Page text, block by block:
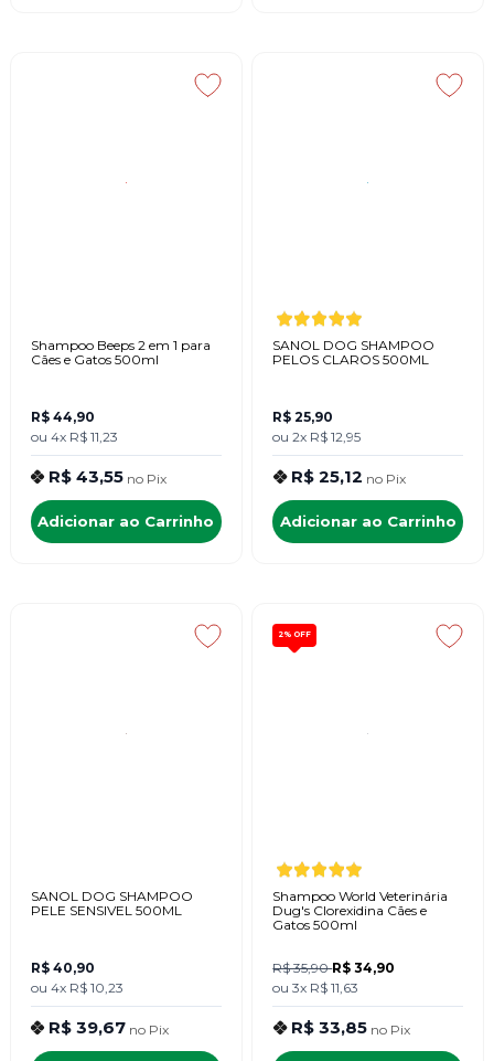
Shampoo Beeps 2 em 1 para
Cães e Gatos 500ml
R$ 44,90
ou 4x R$ 11,23
R$ 43,55 no Pix
Adicionar ao Carrinho
SANOL DOG SHAMPOO
PELOS CLAROS 500ML
R$ 25,90
ou 2x R$ 12,95
R$ 25,12 no Pix
Adicionar ao Carrinho
SANOL DOG SHAMPOO
PELE SENSIVEL 500ML
R$ 40,90
ou 4x R$ 10,23
R$ 39,67 no Pix
2% OFF
Shampoo World Veterinária
Dug's Clorexidina Cães e
Gatos 500ml
R$ 35,90R$ 34,90
ou 3x R$ 11,63
R$ 33,85 no Pix